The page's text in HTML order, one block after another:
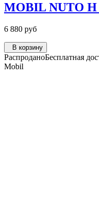
MOBIL NUTO H
6 880 руб
В корзину
РаспроданоБесплатная
Mobil